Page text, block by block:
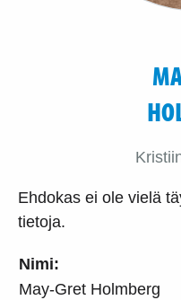
Nimi:
May-Gret Holmberg
Ehdokas ei ole vielä
tietoja.